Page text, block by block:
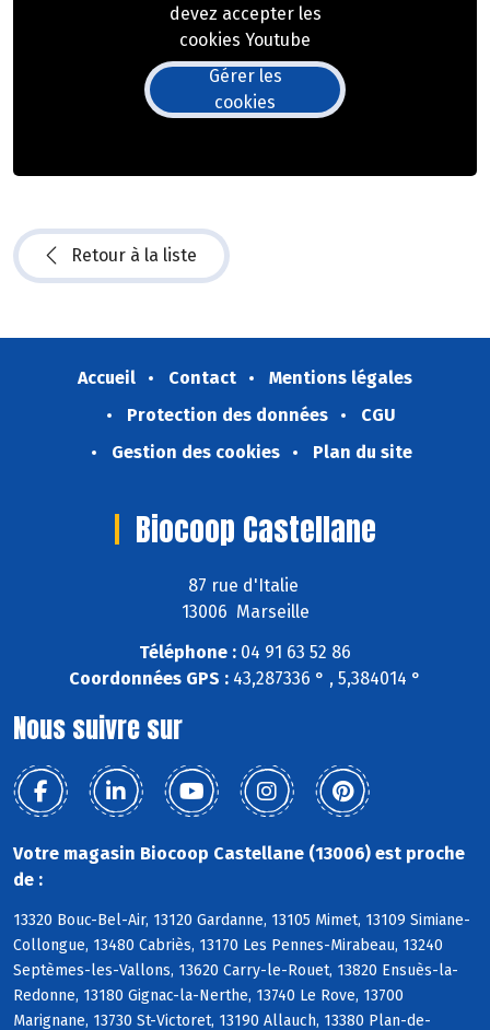
devez accepter les
cookies Youtube
Gérer les
cookies
Retour à la liste
Accueil Contact
Mentions légales
Protection des données
CGU
Gestion des cookies
Plan du site
Biocoop Castellane
87 rue d'Italie
13006 Marseille
Téléphone : 04 91 63 52 86
Coordonnées GPS : 43,287336 ° , 5,384014 °
Nous suivre sur
Votre magasin Biocoop Castellane (13006) est proche
de :
13320 Bouc-Bel-Air, 13120 Gardanne, 13105 Mimet, 13109 Simiane-
Collongue, 13480 Cabriès, 13170 Les Pennes-Mirabeau, 13240
Septèmes-les-Vallons, 13620 Carry-le-Rouet, 13820 Ensuès-la-
Redonne, 13180 Gignac-la-Nerthe, 13740 Le Rove, 13700
Marignane, 13730 St-Victoret, 13190 Allauch, 13380 Plan-de-